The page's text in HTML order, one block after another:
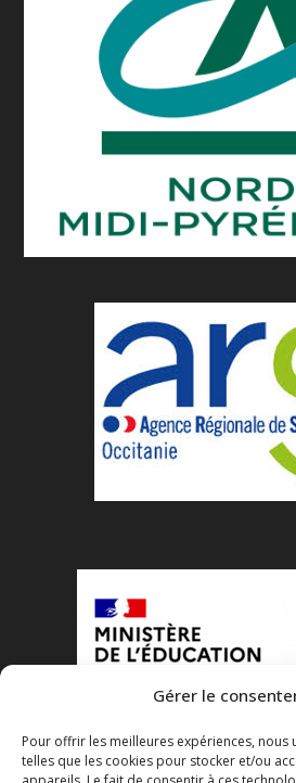
Gérer le
Pour offrir les meilleures expériences, nous
telles que les cookies pour stocker et/ou